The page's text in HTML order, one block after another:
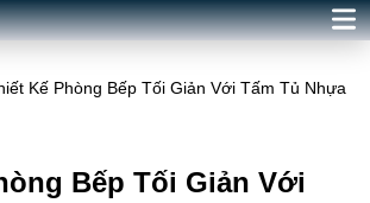
Kế Phòng Bếp Tối Giản Với Tấm Tủ Nhựa
Bếp Tối Giản Với